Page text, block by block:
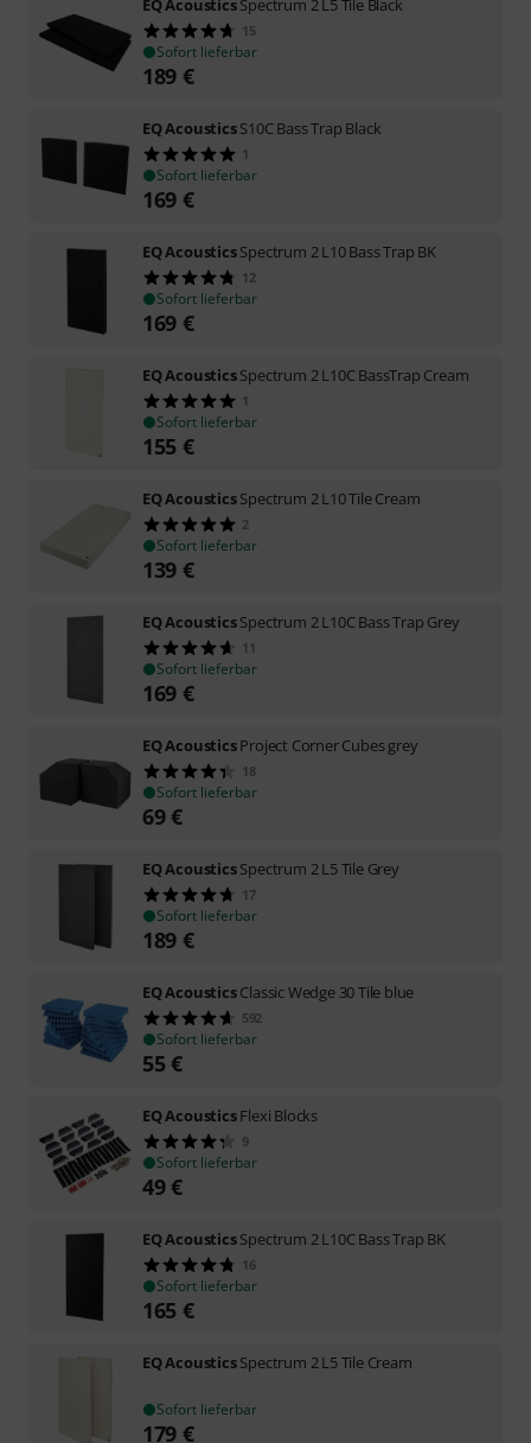
15
Sofort lieferbar
189 €
EQ AcousticsS10C Bass Trap Black
1
Sofort lieferbar
169 €
EQ AcousticsSpectrum 2 L10 Bass Trap BK
12
Sofort lieferbar
169 €
EQ AcousticsSpectrum 2 L10C BassTrap Cream
1
Sofort lieferbar
155 €
EQ AcousticsSpectrum 2 L10 Tile Cream
2
Sofort lieferbar
139 €
EQ AcousticsSpectrum 2 L10C Bass Trap Grey
11
Sofort lieferbar
169 €
EQ AcousticsProject Corner Cubes grey
18
Sofort lieferbar
69€
EQ AcousticsSpectrum 2 L5 Tile Grey
17
Sofort lieferbar
189 €
EQ AcousticsClassic Wedge 30 Tile blue
592
Sofort lieferbar
55€
EQ AcousticsFlexi Blocks
9
Sofort lieferbar
49€
EQ AcousticsSpectrum 2 L10C Bass Trap BK
16
Sofort lieferbar
165 €
EQ AcousticsSpectrum 2 L5 Tile Cream
Sofort lieferbar
179 €